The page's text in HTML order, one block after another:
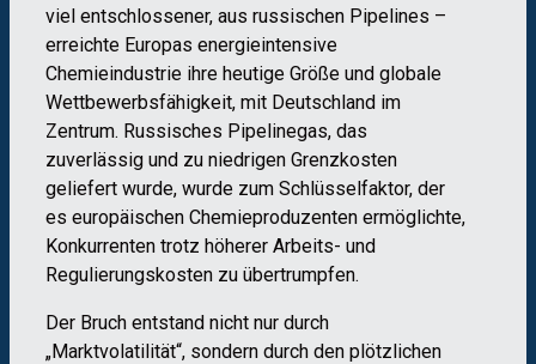
viel entschlossener, aus russischen Pipelines –
erreichte Europas energieintensive
Chemieindustrie ihre heutige Größe und globale
Wettbewerbsfähigkeit, mit Deutschland im
Zentrum. Russisches Pipelinegas, das
zuverlässig und zu niedrigen Grenzkosten
geliefert wurde, wurde zum Schlüsselfaktor, der
es europäischen Chemieproduzenten ermöglichte,
Konkurrenten trotz höherer Arbeits- und
Regulierungskosten zu übertrumpfen.
Der Bruch entstand nicht nur durch
„Marktvolatilität“, sondern durch den plötzlichen